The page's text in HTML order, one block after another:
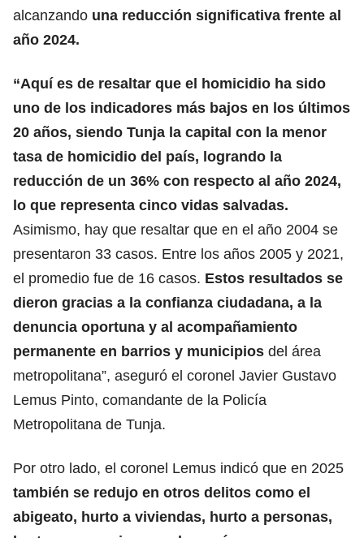
alcanzando una reducción significativa frente al
año 2024.
“Aquí es de resaltar que el homicidio ha sido
uno de los indicadores más bajos en los últimos
20 años, siendo Tunja la capital con la menor
tasa de homicidio del país, logrando la
reducción de un 36% con respecto al año 2024,
lo que representa cinco vidas salvadas.
Asimismo, hay que resaltar que en el año 2004 se
presentaron 33 casos. Entre los años 2005 y 2021,
el promedio fue de 16 casos. Estos resultados se
dieron gracias a la confianza ciudadana, a la
denuncia oportuna y al acompañamiento
permanente en barrios y municipios del área
metropolitana”, aseguró el coronel Javier Gustavo
Lemus Pinto, comandante de la Policía
Metropolitana de Tunja.
Por otro lado, el coronel Lemus indicó que en 2025
también se redujo en otros delitos como el
abigeato, hurto a viviendas, hurto a personas,